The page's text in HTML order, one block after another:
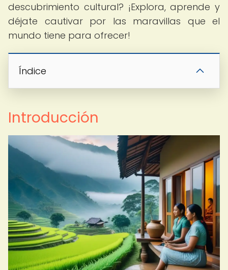
descubrimiento cultural? ¡Explora, aprende y
déjate cautivar por las maravillas que el
mundo tiene para ofrecer!
Índice
Introducción